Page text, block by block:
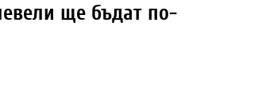
ще бъдат по-